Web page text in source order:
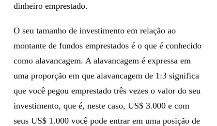
dinheiro emprestado.
O seu tamanho de investimento em relação ao
montante de fundos emprestados é o que é conhecido
como alavancagem. A alavancagem é expressa em
uma proporção em que alavancagem de 1:3 significa
que você pegou emprestado três vezes o valor do seu
investimento, que é, neste caso, US$ 3.000 e com
seus US$ 1.000 você pode entrar em uma posição de